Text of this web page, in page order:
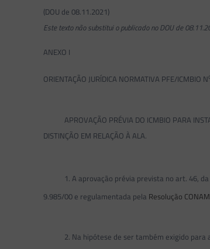
(DOU de 08.11.2021)
Este texto não substitui o publicado no DOU de
ANEXO I
ORIENTAÇÃO JURÍDICA NORMATIVA PFE/ICMBIO N
APROVAÇÃO PRÉVIA DO ICMBIO PARA
DISTINÇÃO EM RELAÇÃO À ALA.
1. A aprovação prévia prevista no art. 46, da
9.985/00 e regulamentada pela Resolução
2. Na hipótese de ser também exigido para